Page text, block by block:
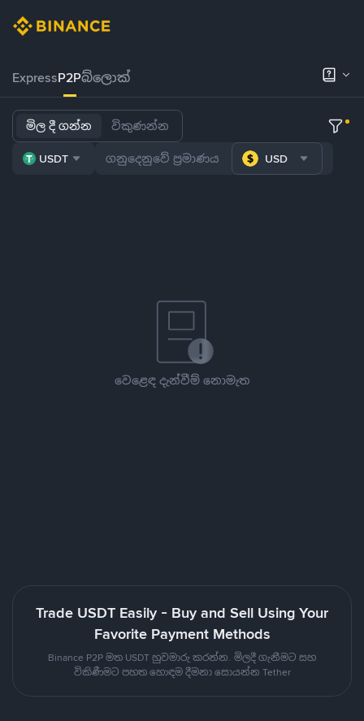
ExpressP2Pබ්ලොක්
මිල දී ගන්න විකුණන්න
USDT USD
වෙළෙඳ දැන්වීම් නොමැත
Trade USDT Easily - Buy and Sell Using Your
Favorite Payment Methods
Binance P2P මත USDT හුවමාරු කරන්න. මිලදී ගැනීමට සහ
විකිණීමට පහත හොඳම දීමනා සොයන්න Tether